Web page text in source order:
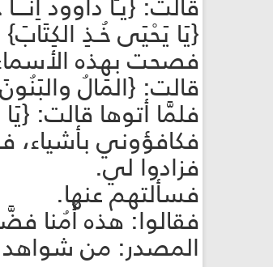
{يَا يَحْيَى خُـذِ الكِتَابَ} مريم - 12 . {يَا مُوسَى إِنِّي
فصحت بهذه
قالت: {المَالُ والبَنُونَ
فلمَّا أتوها قالت:
فكافؤوني بأشياء،
فزادوا لي.
فسألتهم عنها.
فقالوا: هذه أُمُنا
المصدر: من شواهد